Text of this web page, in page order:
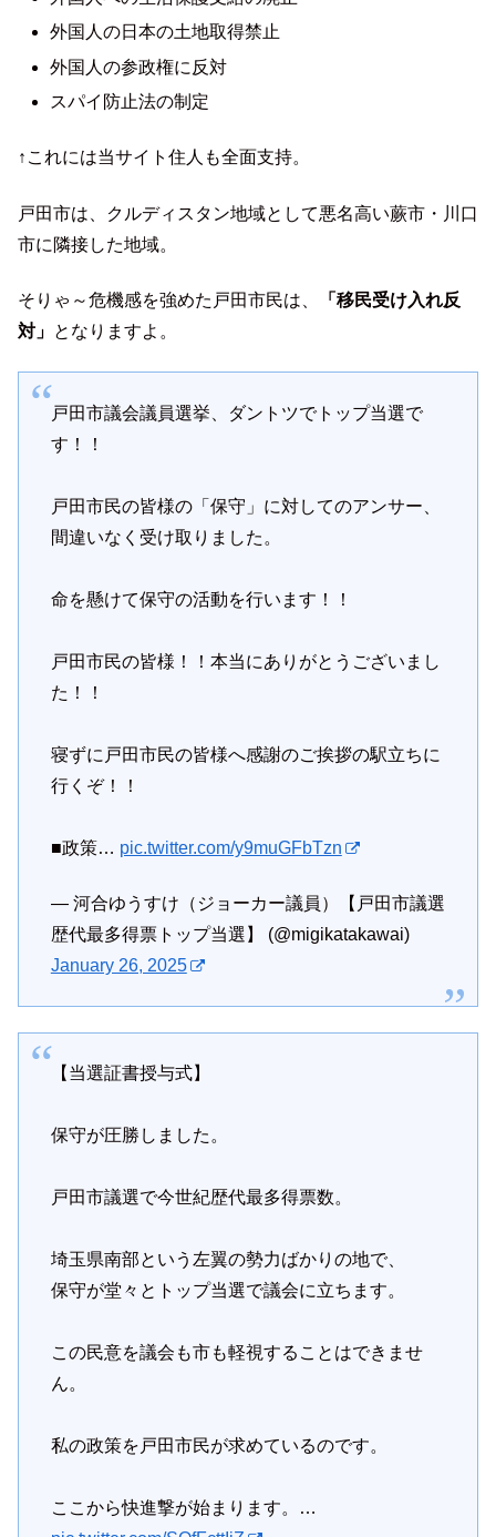
外国人の日本の土地取得禁止
外国人の参政権に反対
スパイ防止法の制定
↑これには当サイト住人も全面支持。
戸田市は、クルディスタン地域として悪名高い蕨市・川口
市に隣接した地域。
そりゃ～危機感を強めた戸田市民は、
「移民受け入れ反
対」 となりますよ。
戸田市議会議員選挙、ダントツでトップ当選で
す！！
戸田市民の皆様の「保守」に対してのアンサー、
間違いなく受け取りました。
命を懸けて保守の活動を行います！！
戸田市民の皆様！！本当にありがとうございまし
た！！
寝ずに戸田市民の皆様へ感謝のご挨拶の駅立ちに
行くぞ！！
■政策… pic.twitter.com/y9muGFbTzn
— 河合ゆうすけ（ジョーカー議員）【戸田市議選
歴代最多得票トップ当選】 (@migikatakawai)
January 26, 2025
【当選証書授与式】
保守が圧勝しました。
戸田市議選で今世紀歴代最多得票数。
埼玉県南部という左翼の勢力ばかりの地で、
保守が堂々とトップ当選で議会に立ちます。
この民意を議会も市も軽視することはできませ
ん。
私の政策を戸田市民が求めているのです。
ここから快進撃が始まります。…